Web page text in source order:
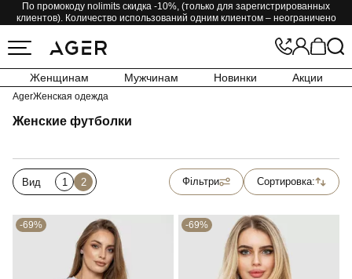
По промокоду nolimits скидка -10%, (только для зарегистрированных
клиентов). Количество использований одним клиентом – неограничено
Женщинам Мужчинам Новинки Акции
AgerЖенская одежда
Женские футболки
Вид 1 2 Фільтри Сортировка:
-69% -69%